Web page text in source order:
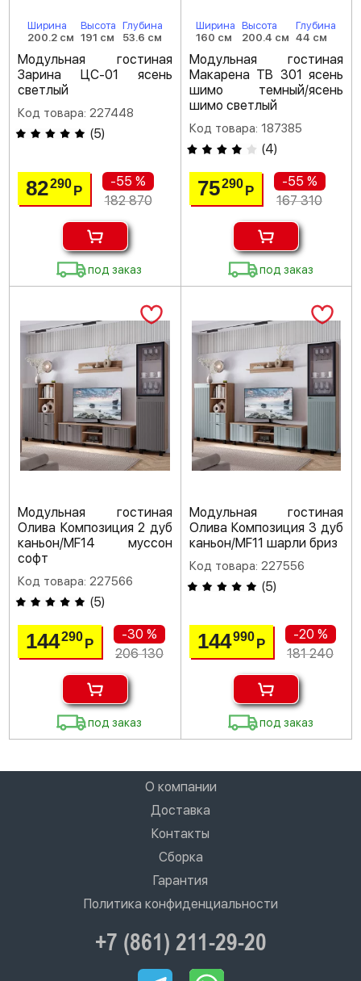
Ширина
200.2 см
Высота
191 см
Глубина
53.6 см
Модульная гостиная
Зарина ЦС-01 ясень
светлый
Код товара: 227448
(5)
82290Р
-55 %
182 870
под заказ
Ширина
160 см
Высота
200.4 см
Глубина
44 см
Модульная гостиная
Макарена ТВ 301 ясень
шимо темный/ясень
шимо светлый
Код товара: 187385
(4)
75290 Р
-55 %
167 310
под заказ
Модульная гостиная
Олива Композиция 2 дуб
каньон/MF14 муссон
софт
Код товара: 227566
(5)
144290Р
-30 %
206 130
под заказ
Модульная гостиная
Олива Композиция 3 дуб
каньон/MF11 шарли бриз
Код товара: 227556
(5)
144990 Р
-20 %
181 240
под заказ
О компании
Доставка
Контакты
Сборка
Гарантия
Политика конфиденциальности
+7 (861) 211-29-20